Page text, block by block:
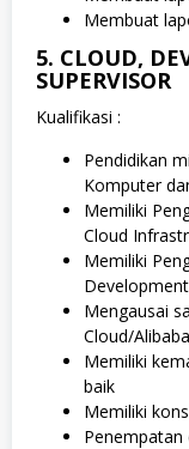
Membuat
5. CLOUD,
SUPERVISOR
Kualifikasi :
Pendidikan
Komputer
Memiliki
Cloud
Memiliki
Mengausai
Cloud/
Memiliki
baik
Memiliki
Penempatan